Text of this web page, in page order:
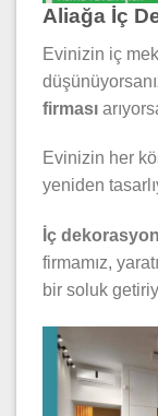
Aliağa İç
Evinizin iç
firması
Evinizin her
yeniden
İç
firmamız,
bir soluk